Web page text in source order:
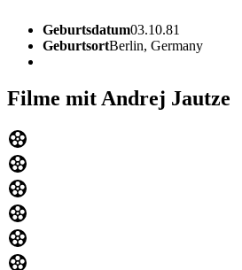
Geburtsdatum03.10.81
GeburtsortBerlin, Germany
Filme mit Andrej Jautze